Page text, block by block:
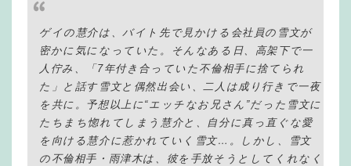
ゲイの慧介は、バイト先で見かける会社員の雪文が
密かに気になっていた。そんなある日、高架下で一
人佇み、「7年付き合っていた不倫相手に捨てられ
た」と話す雪文と偶然出会い、二人は成り行きで一夜
を共に。予想以上に“エッチなお兄さん”だった雪文に
たちまち惚れてしまう慧介と、自分に真っ直ぐな愛
を向ける慧介に惹かれていく雪文…。しかし、雪文
の不倫相手・雨津木は、彼を手放そうとしてくれなく